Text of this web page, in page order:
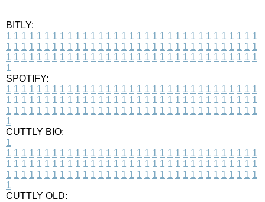
BITLY:
1 1 1 1 1 1 1 1 1 1 1 1 1 1 1 1 1 1 1 1 1 1 1 1 1 1 1 1 1 1 1 1 1
1 1 1 1 1 1 1 1 1 1 1 1 1 1 1 1 1 1 1 1 1 1 1 1 1 1 1 1 1 1 1 1 1
1 1 1 1 1 1 1 1 1 1 1 1 1 1 1 1 1 1 1 1 1 1 1 1 1 1 1 1 1 1 1 1 1
1
SPOTIFY:
1 1 1 1 1 1 1 1 1 1 1 1 1 1 1 1 1 1 1 1 1 1 1 1 1 1 1 1 1 1 1 1 1
1 1 1 1 1 1 1 1 1 1 1 1 1 1 1 1 1 1 1 1 1 1 1 1 1 1 1 1 1 1 1 1 1
1 1 1 1 1 1 1 1 1 1 1 1 1 1 1 1 1 1 1 1 1 1 1 1 1 1 1 1 1 1 1 1 1
1
CUTTLY BIO:
1
1 1 1 1 1 1 1 1 1 1 1 1 1 1 1 1 1 1 1 1 1 1 1 1 1 1 1 1 1 1 1 1 1
1 1 1 1 1 1 1 1 1 1 1 1 1 1 1 1 1 1 1 1 1 1 1 1 1 1 1 1 1 1 1 1 1
1 1 1 1 1 1 1 1 1 1 1 1 1 1 1 1 1 1 1 1 1 1 1 1 1 1 1 1 1 1 1 1 1
1
CUTTLY OLD: